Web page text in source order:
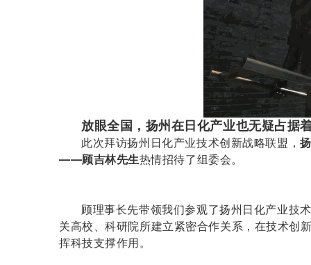
放眼全国，扬州在日化产业也无疑占据
此次拜访扬州日化产业技术创新战略联盟，
——顾吉林先生热情招待了组委会。
顾理事长先带领我们参观了扬州日化产业技
关高校、科研院所建立紧密合作关系，在技术创
挥科技支撑作用。